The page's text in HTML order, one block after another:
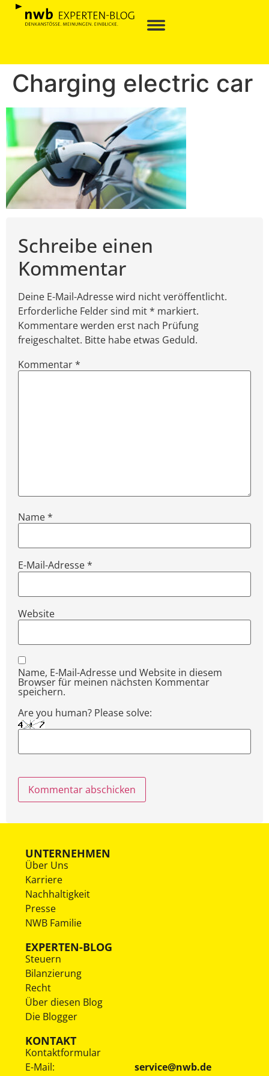
Charging electric car
Schreibe einen
Kommentar
Deine E-Mail-Adresse wird nicht veröffentlicht.
Erforderliche Felder sind mit * markiert.
Kommentare werden erst nach Prüfung
freigeschaltet. Bitte habe etwas Geduld.
Kommentar*
Name*
E-Mail-Adresse*
Website
Name, E-Mail-Adresse und Website in diesem
Browser für meinen nächsten Kommentar
speichern.
Are you human? Please solve:
UNTERNEHMEN
Über Uns
Karriere
Nachhaltigkeit
Presse
NWB Familie
EXPERTEN-BLOG
Steuern
Bilanzierung
Recht
Über diesen Blog
Die Blogger
KONTAKT
Kontaktformular
E-Mail:
service@nwb.de